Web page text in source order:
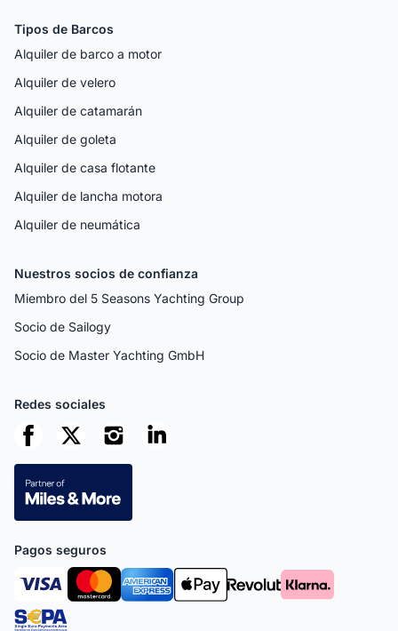
Tipos de Barcos
Alquiler de barco a motor
Alquiler de velero
Alquiler de catamarán
Alquiler de goleta
Alquiler de casa flotante
Alquiler de lancha motora
Alquiler de neumática
Nuestros socios de confianza
Miembro del 5 Seasons Yachting Group
Socio de Sailogy
Socio de Master Yachting GmbH
Redes sociales
Pagos seguros